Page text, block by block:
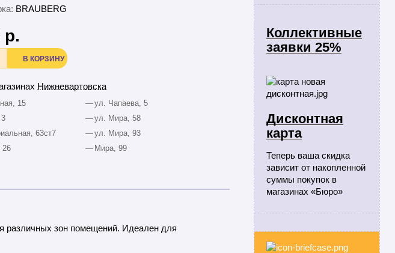
Коллективные
заявки 25%
Дисконтная
карта
Теперь ваша скидка
зависит от накопленной
суммы покупок в
магазинах «Бюро»
BRAUBERG
р.
В КОРЗИНУ
Нижневартовска
15 —ул. Чапаева, 5
—ул. Мира, 58
63ст7 —ул. Мира, 93
26 — Мира, 99
различных зон помещений. Идеален для